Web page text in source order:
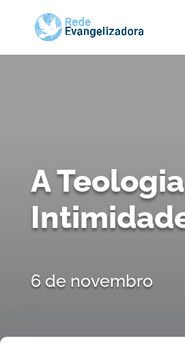
A
6 de novembro